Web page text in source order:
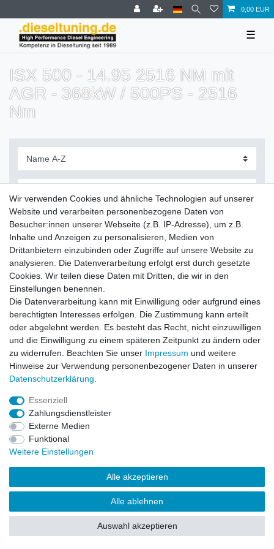
0,00 EUR
☰
ISX 500 - 14.95 2516 NM mit
AGR - 368kW / 500PS - 2516
Nm
Filter
Zahlung und Versand
Impressum Daten­schutz­erklärung AGB
Barrierefreiheitserklärung Widerrufs­recht
Wir verwenden Cookies und ähnliche Technologien auf unserer
Website und verarbeiten personenbezogene Daten von
Besucher:innen unserer Webseite (z.B. IP-Adresse), um z.B.
Inhalte und Anzeigen zu personalisieren, Medien von
Drittanbietern einzubinden oder Zugriffe auf unsere Website zu
analysieren. Die Datenverarbeitung erfolgt erst durch gesetzte
Cookies. Wir teilen diese Daten mit Dritten, die wir in den
Einstellungen benennen.
Die Datenverarbeitung kann mit Einwilligung oder aufgrund eines
berechtigten Interesses erfolgen. Die Zustimmung kann erteilt
oder abgelehnt werden. Es besteht das Recht, nicht einzuwilligen
und die Einwilligung zu einem späteren Zeitpunkt zu ändern oder
zu widerrufen. Beachten Sie unser Impressum und weitere
Hinweise zur Verwendung personenbezogener Daten in unserer
Daten­schutz­erklärung
Essenziell
Zahlungsdienstleister
Externe Medien
Funktional
Weitere Einstellungen
Alle akzeptieren
Alle ablehnen
Auswahl akzeptieren